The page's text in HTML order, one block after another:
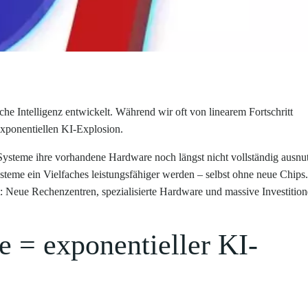
Intelligenz entwickelt. Während wir oft von linearem Fortschritt
KI-Explosion.
ihre vorhandene Hardware noch längst nicht vollständig
ein Vielfaches leistungsfähiger werden – selbst ohne neue Chips.
Rechenzentren, spezialisierte Hardware und massive
= exponentieller KI-